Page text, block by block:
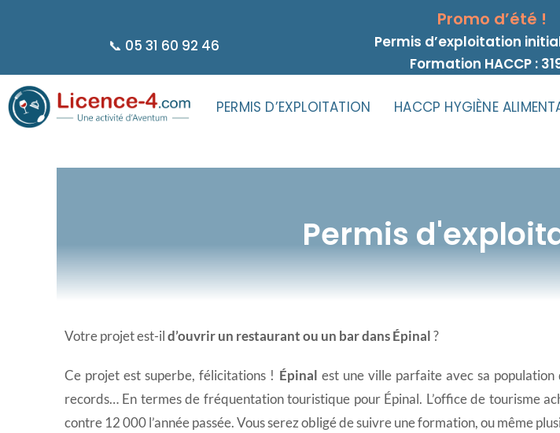
📞 05 31 60 92 46
Promo d’été !
Permis d’exploitation
Formation HACCP :
PERMIS D’EXPLOITATION HACCP HYGIÈNE
Permis
Votre projet est-ild’ouvrir un restaurant ou un bar dans Épinal?
Ce projet est superbe, félicitations ! Épinal est une ville parfaite avec sa population
records… En termes de fréquentation touristique pour Épinal. L’office de tourisme
contre 12 000 l’année passée. Vous serez obligé de suivre une formation, ou même